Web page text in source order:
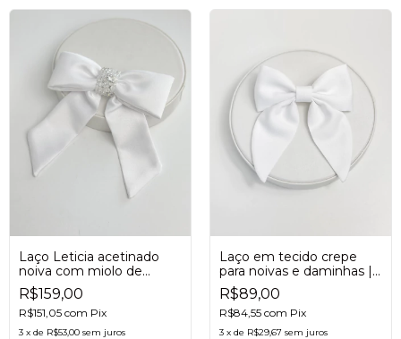
Laço Leticia acetinado
noiva com miolo de
cristais e pedraria - off
white
R$159,00
R$151,05 com Pix
3 x de R$53,00 sem juros
Laço em tecido crepe
para noivas e daminhas |
branco
R$89,00
R$84,55 com Pix
3 x de R$29,67 sem juros